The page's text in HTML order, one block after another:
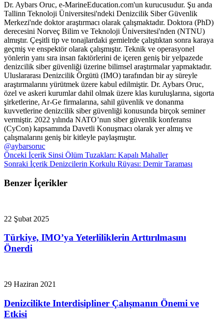
Dr. Aybars Oruc, e-MarineEducation.com'un kurucusudur. Şu anda
Tallinn Teknoloji Üniversitesi'ndeki Denizcilik Siber Güvenlik
Merkezi'nde doktor araştırmacı olarak çalışmaktadır. Doktora (PhD)
derecesini Norveç Bilim ve Teknoloji Üniversitesi'nden (NTNU)
almıştır. Çeşitli tip ve tonajlardaki gemielrde çalıştıktan sonra karaya
geçmiş ve enspektör olarak çalışmıştır. Teknik ve operasyonel
yönlerin yanı sıra insan faktörlerini de içeren geniş bir yelpazede
denizcilik siber güvenliği üzerine bilimsel araştırmalar yapmaktadır.
Uluslararası Denizcilik Örgütü (IMO) tarafından bir ay süreyle
araştırmalarını yürütmek üzere kabul edilmiştir. Dr. Aybars Oruc,
özel ve askeri kurumlar dahil olmak üzere klas kuruluşlarına, sigorta
şirketlerine, Ar-Ge firmalarına, sahil güvenlik ve donanma
kuvvetlerine denizcilik siber güvenliği konusunda birçok seminer
vermiştir. 2022 yılında NATO’nun siber güvenlik konferansı
(CyCon) kapsamında Davetli Konuşmacı olarak yer almış ve
çalışmalarını geniş bir kitleyle paylaşmıştır.
@aybarsoruc
Önceki İçerik Sinsi Ölüm Tuzakları: Kapalı Mahaller
Sonraki İçerik Denizcilerin Korkulu Rüyası: Demir Taraması
Benzer İçerikler
22 Şubat 2025
Türkiye, IMO’ya Yeterliliklerin Arttırılmasını
Önerdi
29 Haziran 2021
Denizcilikte Interdisipliner Çalışmanın Önemi ve
Etkisi